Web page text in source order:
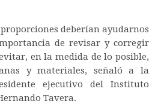
deberían ayudarnos
de revisar y corregir
en la medida de lo posible,
y materiales, señaló a la
ejecutivo del Instituto
Tavera.